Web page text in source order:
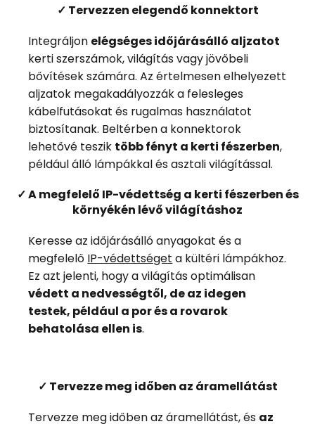
✓ Tervezzen elegendő konnektort
Integráljon elégséges időjárásálló aljzatot
kerti szerszámok, világítás vagy jövőbeli
bővítések számára. Az értelmesen elhelyezett
aljzatok megakadályozzák a felesleges
kábelfutásokat és rugalmas használatot
biztosítanak. Beltérben a konnektorok
lehetővé teszik több fényt a kerti fészerben,
például álló lámpákkal és asztali világítással.
✓ A megfelelő IP-védettség a kerti fészerben és
környékén lévő világításhoz
Keresse az időjárásálló anyagokat és a
megfelelő IP-védettséget a kültéri lámpákhoz.
Ez azt jelenti, hogy a világítás optimálisan
védett a nedvességtől, de az idegen
testek, például a por és a rovarok
behatolása ellen is.
✓ Tervezze meg időben az áramellátást
Tervezze meg időben az áramellátást, és az